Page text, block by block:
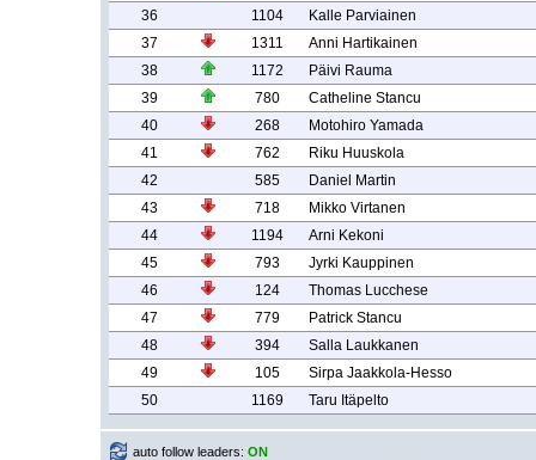
36
1104
Kalle Parviainen
37
1311
Anni Hartikainen
38
1172
Päivi Rauma
39
780
Catheline Stancu
40
268
Motohiro Yamada
41
762
Riku Huuskola
42
585
Daniel Martin
43
718
Mikko Virtanen
44
1194
Arni Kekoni
45
793
Jyrki Kauppinen
46
124
Thomas Lucchese
47
779
Patrick Stancu
48
394
Salla Laukkanen
49
105
Sirpa Jaakkola-Hesso
50
1169 Taru Itäpelto
auto follow leaders: ON